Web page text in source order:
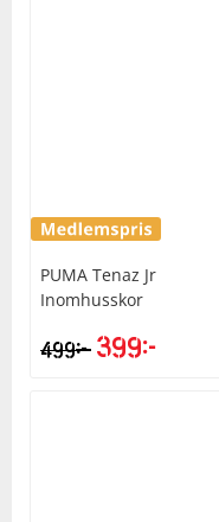
PUMA Tenaz Jr
Inomhusskor
499kr 399kr